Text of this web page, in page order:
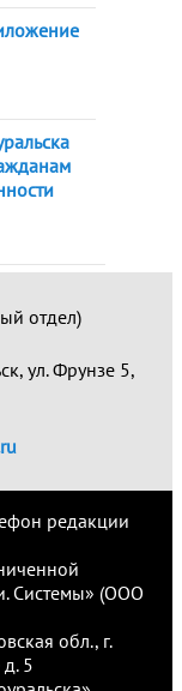
отдел)
ул. Фрунзе 5,
редакции
Системы» (ООО
обл., г.
5